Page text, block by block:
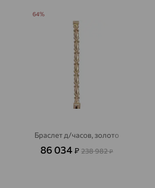
Браслет д/часов, золото
86 034 ₽ 238 982₽
64%